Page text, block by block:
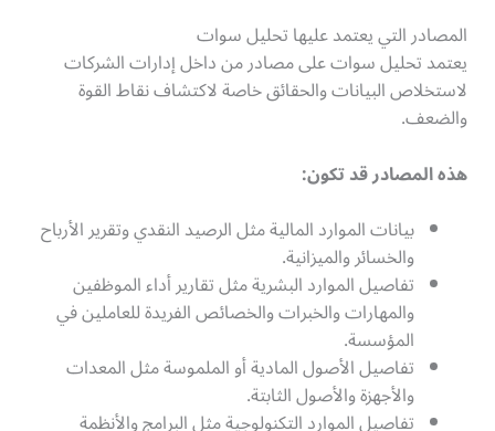
المصادر التي يعتمد عليها تحليل سوات
يعتمد تحليل سوات على مصادر من داخل إدارات الشركات
لاستخلاص البيانات والحقائق خاصة لاكتشاف نقاط القوة
والضعف.
هذه المصادر قد تكون:
بيانات الموارد المالية مثل الرصيد النقدي وتقرير الأرباح
والخسائر والميزانية.
تفاصيل الموارد البشرية مثل تقارير أداء الموظفين
والمهارات والخبرات والخصائص الفريدة للعاملين في
المؤسسة.
تفاصيل الأصول المادية أو الملموسة مثل المعدات
والأجهزة والأصول الثابتة.